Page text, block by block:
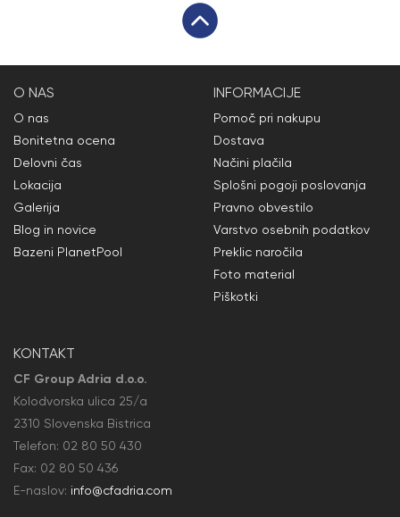
O NAS
O nas
Bonitetna ocena
Delovni čas
Lokacija
Galerija
Blog in novice
Bazeni PlanetPool
INFORMACIJE
Pomoč pri nakupu
Dostava
Načini plačila
Splošni pogoji poslovanja
Pravno obvestilo
Varstvo osebnih podatkov
Preklic naročila
Foto material
Piškotki
KONTAKT
CF Group Adria d.o.o.
Kolodvorska ulica 25/a
2310 Slovenska Bistrica
Telefon: 02 80 50 430
Fax: 02 80 50 436
E-naslov: info@cfadria.com